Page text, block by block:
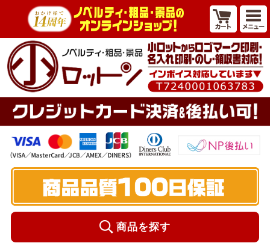
商品を探す